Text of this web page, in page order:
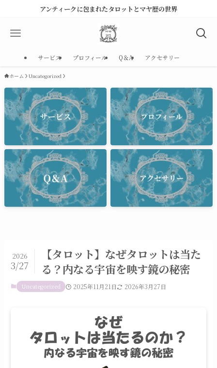
アンティークに包まれたタロットとマヤ歴の世界
サービス プロフィール Q＆A アクセサリー
ホーム Uncategorized
【タロット】なぜタロットは当た
る？内なる宇宙を映す鏡の秘密
2026
3/27
Uncategorized 2025年11月21日 2026年3月27日